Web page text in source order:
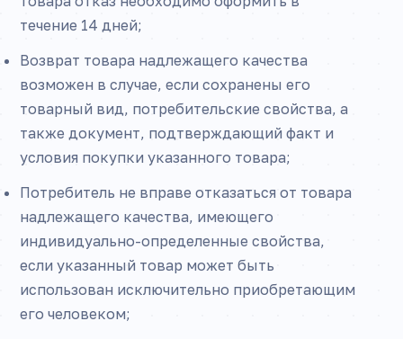
течение 14 дней;
Возврат товара надлежащего качества
возможен в случае, если сохранены его
товарный вид, потребительские свойства, а
также документ, подтверждающий факт и
условия покупки указанного товара;
Потребитель не вправе отказаться от товара
надлежащего качества, имеющего
индивидуально-определенные свойства,
если указанный товар может быть
использован исключительно приобретающим
его человеком;